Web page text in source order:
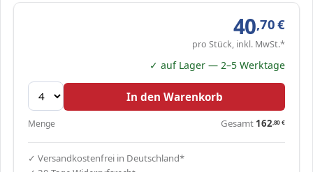
40,70€
pro Stück, inkl. MwSt.*
✓ auf Lager — 2–5 Werktage
In den Warenkorb
Menge Gesamt 162,80€
✓ Versandkostenfrei in Deutschland*